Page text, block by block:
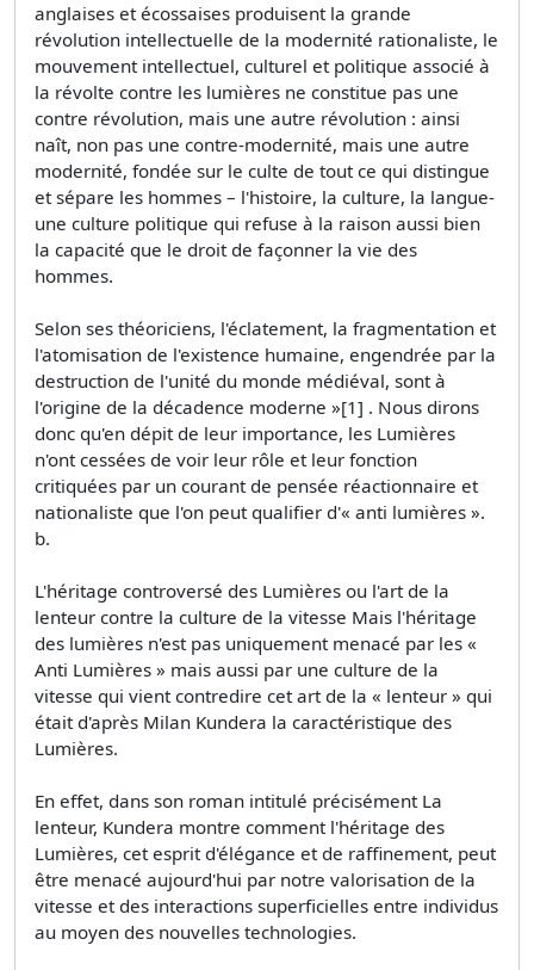
anglaises et écossaises produisent la grande
révolution intellectuelle de la modernité rationaliste, le
mouvement intellectuel, culturel et politique associé à
la révolte contre les lumières ne constitue pas une
contre révolution, mais une autre révolution : ainsi
naît, non pas une contre-modernité, mais une autre
modernité, fondée sur le culte de tout ce qui distingue
et sépare les hommes – l'histoire, la culture, la langue-
une culture politique qui refuse à la raison aussi bien
la capacité que le droit de façonner la vie des
hommes.
Selon ses théoriciens, l'éclatement, la fragmentation et
l'atomisation de l'existence humaine, engendrée par la
destruction de l'unité du monde médiéval, sont à
l'origine de la décadence moderne »[1] . Nous dirons
donc qu'en dépit de leur importance, les Lumières
n'ont cessées de voir leur rôle et leur fonction
critiquées par un courant de pensée réactionnaire et
nationaliste que l'on peut qualifier d'« anti lumières ».
b.
L'héritage controversé des Lumières ou l'art de la
lenteur contre la culture de la vitesse Mais l'héritage
des lumières n'est pas uniquement menacé par les «
Anti Lumières » mais aussi par une culture de la
vitesse qui vient contredire cet art de la « lenteur » qui
était d'après Milan Kundera la caractéristique des
Lumières.
En effet, dans son roman intitulé précisément La
lenteur, Kundera montre comment l'héritage des
Lumières, cet esprit d'élégance et de raffinement, peut
être menacé aujourd'hui par notre valorisation de la
vitesse et des interactions superficielles entre individus
au moyen des nouvelles technologies.